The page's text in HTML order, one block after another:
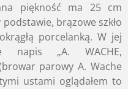
piękność ma 25 cm
brązowe szkło
porcelanką. W jej
napis „A. WACHE,
parowy A. Wache
ustami oglądałem to